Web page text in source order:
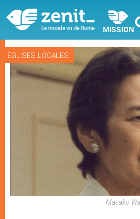
MISSION
EGLISES LOCALES
Masako